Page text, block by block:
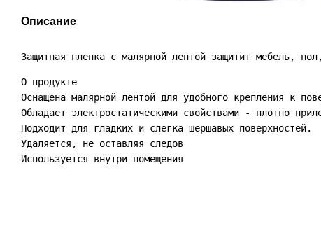
Описание
Защитная пленка с малярной лентой защитит мебель,
О продукте
Оснащена малярной лентой для удобного крепления к
Обладает электростатическими свойствами - плотно
Подходит для гладких и слегка шершавых поверхностей.
Удаляется, не оставляя следов
Используется внутри помещения